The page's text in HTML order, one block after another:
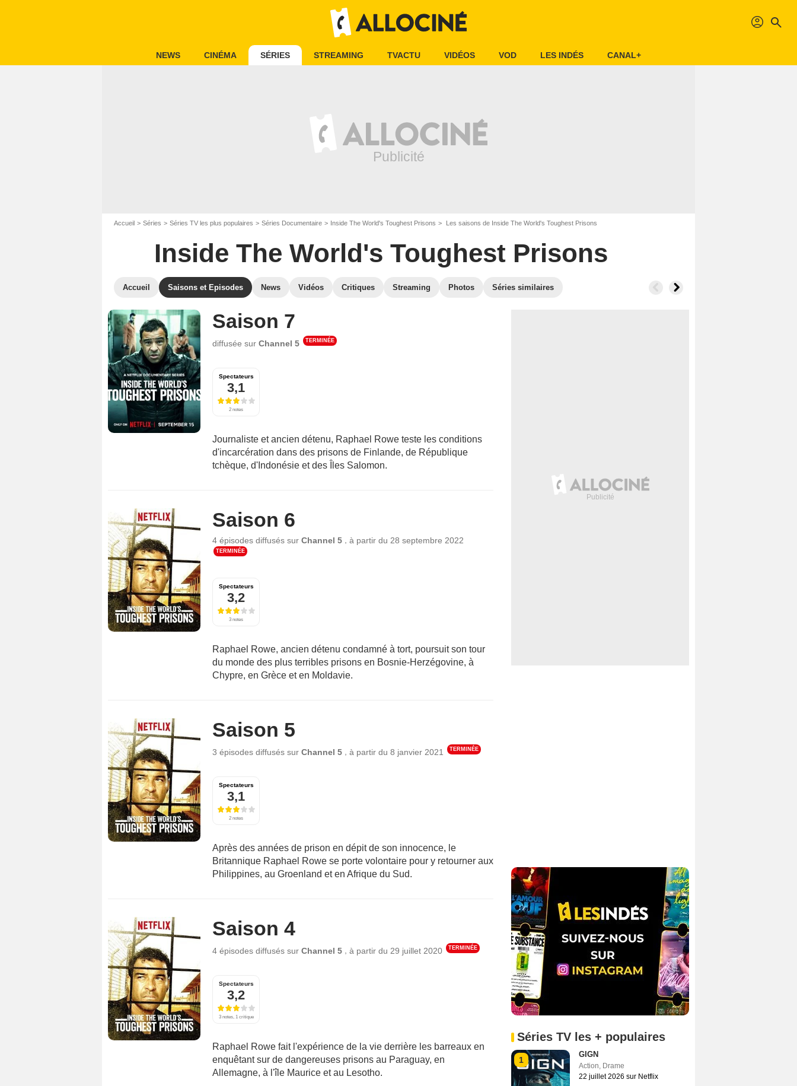
profil search
NEWS CINÉMA SÉRIES STREAMING TVACTU VIDÉOS VOD LES INDÉS CANAL+
Accueil Séries Séries TV les plus populaires Séries Documentaire Inside The World's Toughest Prisons Les saisons de Inside The World's Toughest Prisons
Inside The World's Toughest Prisons
Accueil Saisons et Episodes News Vidéos Critiques Streaming Photos Séries similaires
Saison 7
diffusée sur Channel 5 TERMINÉE
Spectateurs
3,1
2 notes
Journaliste et ancien détenu, Raphael Rowe teste les conditions
d'incarcération dans des prisons de Finlande, de République
tchèque, d'Indonésie et des Îles Salomon.
Saison 6
4 épisodes diffusés sur Channel 5 , à partir du 28 septembre 2022
TERMINÉE
Spectateurs
3,2
3 notes
Raphael Rowe, ancien détenu condamné à tort, poursuit son tour
du monde des plus terribles prisons en Bosnie-Herzégovine, à
Chypre, en Grèce et en Moldavie.
Saison 5
3 épisodes diffusés sur Channel 5 à partir du 8 janvier 2021 TERMINÉE
Spectateurs
3,1
2 notes
Après des années de prison en dépit de son innocence, le
Britannique Raphael Rowe se porte volontaire pour y retourner aux
Philippines, au Groenland et en Afrique du Sud.
Saison 4
4 épisodes diffusés sur Channel 5 à partir du 29 juillet 2020 TERMINÉE
Spectateurs
3,2
3 notes, 1 critique
Raphael Rowe fait l'expérience de la vie derrière les barreaux en
enquêtant sur de dangereuses prisons au Paraguay, en
Allemagne, à l'île Maurice et au Lesotho.
Séries TV les + populaires
1
GIGN
Action, Drame
22 juillet 2026 sur Netflix